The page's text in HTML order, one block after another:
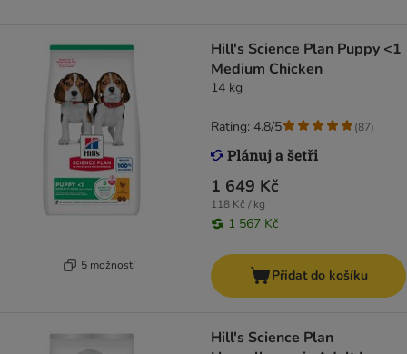
5 možností
Hill's Science Plan Puppy <1
Medium Chicken
14 kg
1 649 Kč
118 Kč / kg
1 567 Kč
Rating: 4.8/5 (87)
Přidat do košíku
Hill's Science Plan